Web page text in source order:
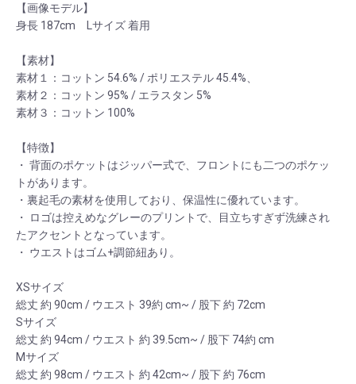
【画像モデル】
身長 187cm Lサイズ 着用
【素材】
素材１：コットン 54.6% / ポリエステル 45.4%、
素材２：コットン 95% / エラスタン 5%
素材３：コットン 100%
【特徴】
・ 背面のポケットはジッパー式で、フロントにも二つのポケッ
トがあります。
・裏起毛の素材を使用しており、保温性に優れています。
・ ロゴは控えめなグレーのプリントで、目立ちすぎず洗練され
たアクセントとなっています。
・ ウエストはゴム+調節紐あり。
XSサイズ
総丈 約 90cm / ウエスト 39約 cm~ / 股下 約 72cm
Sサイズ
総丈 約 94cm / ウエスト 約 39.5cm~ / 股下 74約 cm
Mサイズ
総丈 約 98cm / ウエスト 約 42cm~ / 股下 約 76cm